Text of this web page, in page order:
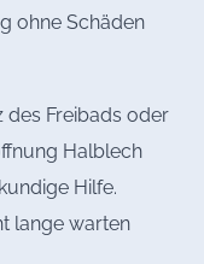
ohne Schäden
des Freibads oder
Halblech
Hilfe.
lange warten